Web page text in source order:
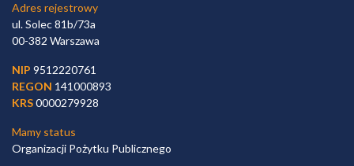
Adres rejestrowy
ul. Solec 81b/73a
00-382 Warszawa
NIP 9512220761
REGON 141000893
KRS0000279928
Mamy status
Organizacji Pożytku Publicznego